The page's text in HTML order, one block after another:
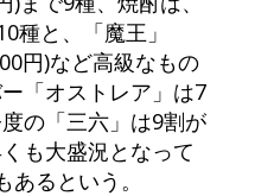
種と、「魔王」
円)など高級なもの
「オストレア」は7
の「三六」は9割が
も大盛況となって
るという。